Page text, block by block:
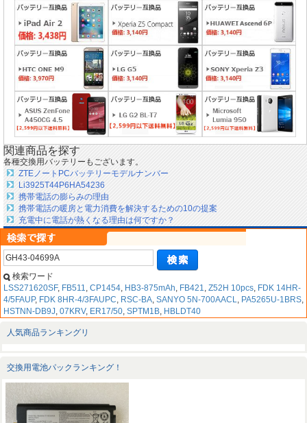
関連商品を探す
各種交換用バッテリーもございます。
ZTEノートPCバッテリーモデルナンバー
Li3925T44P6HA54236
携帯電話の膨らみの理由
携帯電話の暖房と電力消費を解決するための10の提案
充電中に電話が熱くなる理由は何ですか？
検索ワード
LSS271620SF, FB511, CP1454, HB3-875mAh, FB421, Z52H 10pcs, FDK 14HR-
4/5FAUP, FDK 8HR-4/3FAUPC, RSC-BA, SANYO 5N-700AACL, PA5265U-1BRS,
HSTNN-DB9J, 07KRV, ER17/50, SPTM1B, HBLDT40
人気商品ランキングリ
交換用電池パックランキング！